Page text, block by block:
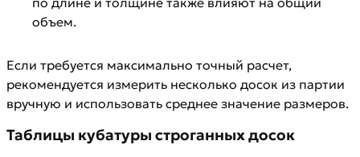
объем.
Если требуется максимально точный расчет,
рекомендуется измерить несколько досок из партии
вручную и использовать среднее значение размеров.
Таблицы кубатуры строганных досок